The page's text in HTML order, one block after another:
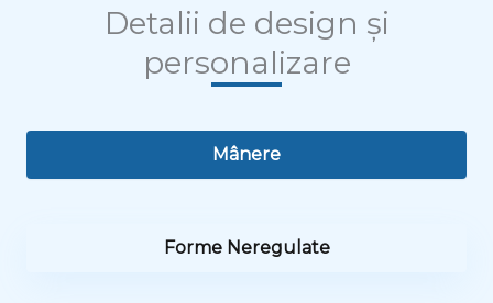
Detalii de design și
personalizare
Mânere
Forme Neregulate